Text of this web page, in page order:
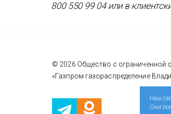
800 550 99 04 или в
© 2026 Общество с ограниченной
«Газпром газораспределение
Наш
Они